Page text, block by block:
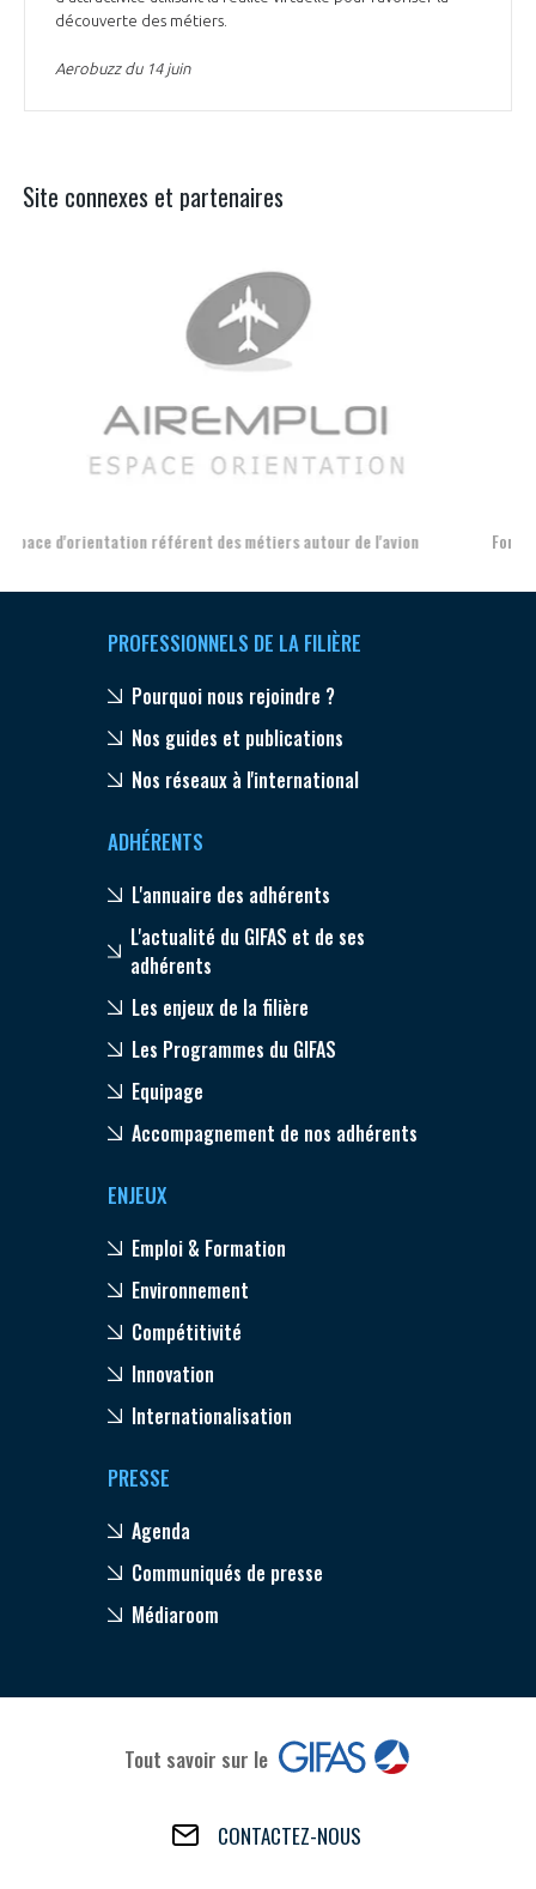
découverte des métiers.
Aerobuzz du 14 juin
Site connexes et partenaires
Formation et l'insertion de personnes en situation de handicap
PROFESSIONNELS DE LA FILIÈRE
Pourquoi nous rejoindre ?
Nos guides et publications
Nos réseaux à l'international
ADHÉRENTS
L'annuaire des adhérents
L'actualité du GIFAS et de ses
adhérents
Les enjeux de la filière
Les Programmes du GIFAS
Equipage
Accompagnement de nos adhérents
ENJEUX
Emploi & Formation
Environnement
Compétitivité
Innovation
Internationalisation
PRESSE
Agenda
Communiqués de presse
Médiaroom
Tout savoir sur le
CONTACTEZ-NOUS